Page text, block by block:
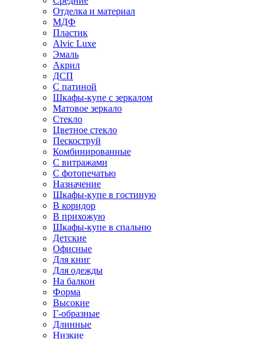
Отделка и материал
МДФ
Пластик
Alvic Luxe
Эмаль
Акрил
ДСП
С патиной
Шкафы-купе с зеркалом
Матовое зеркало
Стекло
Цветное стекло
Пескоструй
Комбинированные
С витражами
С фотопечатью
Назначение
Шкафы-купе в гостиную
В коридор
В прихожую
Шкафы-купе в спальню
Детские
Офисные
Для книг
Для одежды
На балкон
Форма
Высокие
Г-образные
Длинные
Низкие